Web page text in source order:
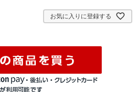
お気に入りに登録する